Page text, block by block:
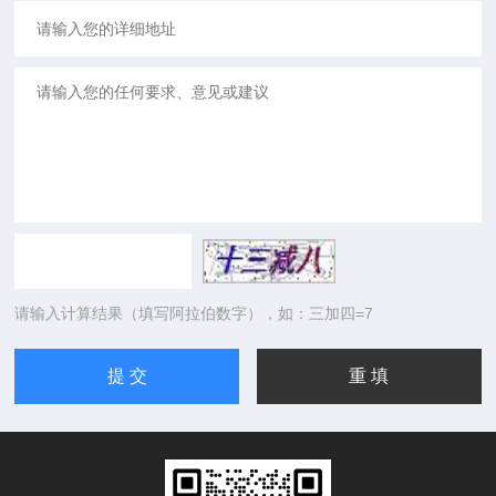
请输入计算结果（填写阿拉伯数字），如：三加四=7